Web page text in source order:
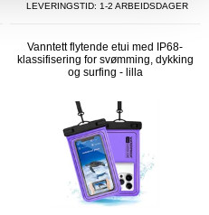
LEVERINGSTID: 1-2 ARBEIDSDAGER
Vanntett flytende etui med IP68-
klassifisering for svømming, dykking
og surfing - lilla